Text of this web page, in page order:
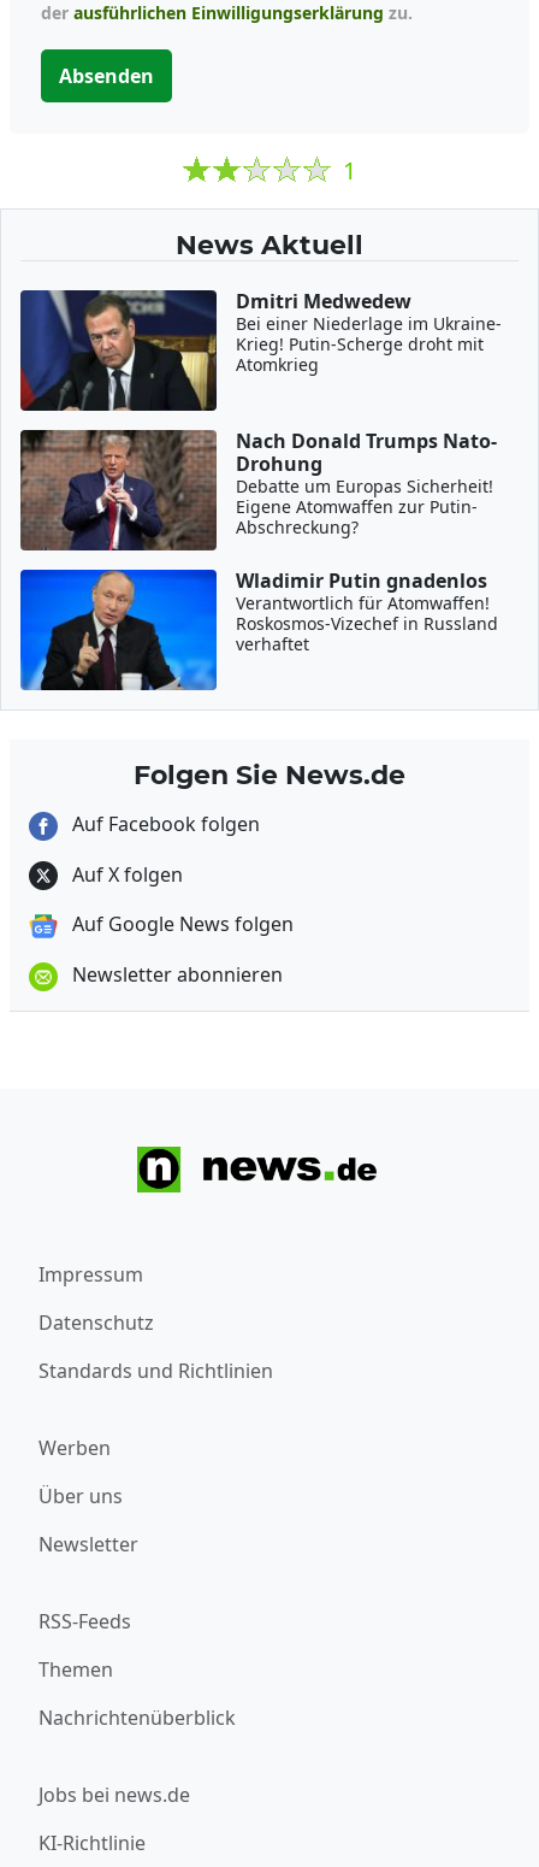
der ausführlichen Einwilligungserklärung zu.
Absenden
1
News Aktuell
Dmitri Medwedew
Bei einer Niederlage im Ukraine-
Krieg! Putin-Scherge droht mit
Atomkrieg
Nach Donald Trumps Nato-
Drohung
Debatte um Europas Sicherheit!
Eigene Atomwaffen zur Putin-
Abschreckung?
Wladimir Putin gnadenlos
Verantwortlich für Atomwaffen!
Roskosmos-Vizechef in Russland
verhaftet
Folgen Sie News.de
Auf Facebook folgen
Auf X folgen
Auf Google News folgen
Newsletter abonnieren
Impressum
Datenschutz
Standards und Richtlinien
Werben
Über uns
Newsletter
RSS-Feeds
Themen
Nachrichtenüberblick
Jobs bei news.de
KI-Richtlinie